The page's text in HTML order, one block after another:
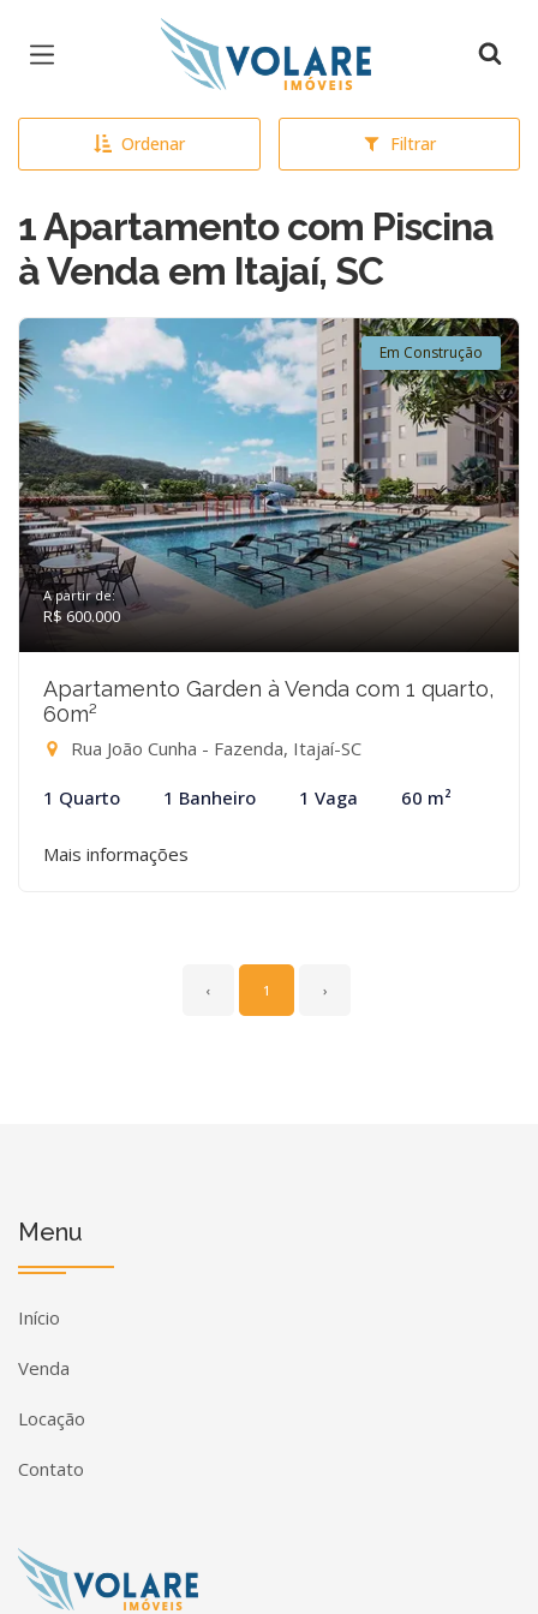
Página inicial
Ordenar Filtrar
1 Apartamento com Piscina
à Venda em Itajaí, SC
Em Construção
A partir de:
R$ 600.000
Apartamento Garden à Venda com 1 quarto,
60m²
Rua João Cunha - Fazenda, Itajaí-SC
1 Quarto 1 Banheiro 1 Vaga 60 m²
Mais informações
‹ 1 ›
Menu
Início
Venda
Locação
Contato
Página inicial